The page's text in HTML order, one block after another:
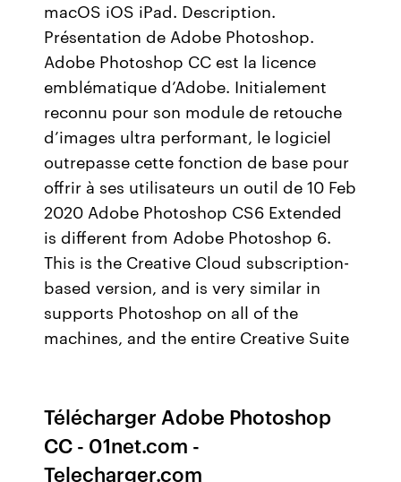
macOS iOS iPad. Description.
Présentation de Adobe Photoshop.
Adobe Photoshop CC est la licence
emblématique d’Adobe. Initialement
reconnu pour son module de retouche
d’images ultra performant, le logiciel
outrepasse cette fonction de base pour
offrir à ses utilisateurs un outil de 10 Feb
2020 Adobe Photoshop CS6 Extended
is different from Adobe Photoshop 6.
This is the Creative Cloud subscription-
based version, and is very similar in
supports Photoshop on all of the
machines, and the entire Creative Suite
Télécharger Adobe Photoshop
CC - 01net.com -
Telecharger.com